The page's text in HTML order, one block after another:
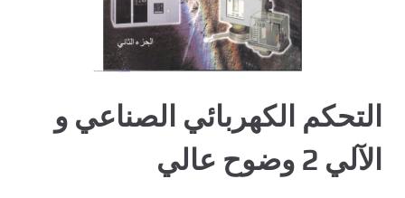
التحكم الكهربائي الصناعي و
الآلي 2 وضوح عالي